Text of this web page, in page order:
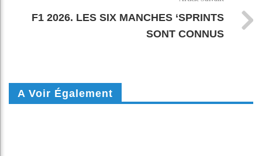
F1 2026. LES SIX MANCHES ‘SPRINTS
SONT CONNUS
A Voir Également